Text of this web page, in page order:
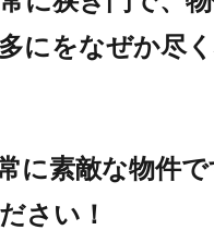
にをなぜか尽
に素敵な物件
さい！